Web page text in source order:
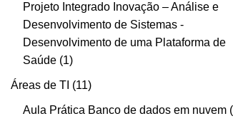
Projeto Integrado Inovação – Análise e
Desenvolvimento de Sistemas -
Desenvolvimento de uma Plataforma de
Saúde 1
Áreas de TI 11
Aula Prática Banco de dados em nuvem